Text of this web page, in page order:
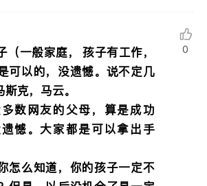
（一般家庭， 孩子有工作，
可以的，没遗憾。说不定几
克，马云。
数网友的父母，算是成功
憾。大家都是可以拿出手
怎么知道，你的孩子一定不
0